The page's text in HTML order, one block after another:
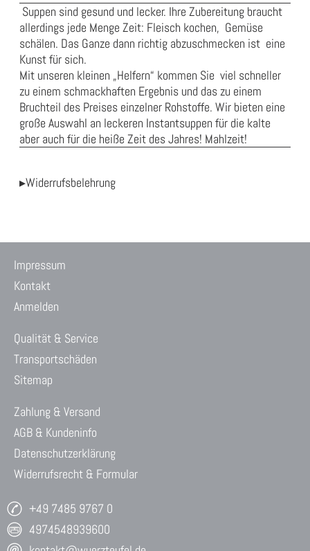
Suppen sind gesund und lecker. Ihre Zubereitung braucht
allerdings jede Menge Zeit: Fleisch kochen, Gemüse
schälen. Das Ganze dann richtig abzuschmecken ist eine
Kunst für sich.
Mit unseren kleinen „Helfern“ kommen Sie viel schneller
zu einem schmackhaften Ergebnis und das zu einem
Bruchteil des Preises einzelner Rohstoffe. Wir bieten eine
große Auswahl an leckeren Instantsuppen für die kalte
aber auch für die heiße Zeit des Jahres! Mahlzeit!
▸Widerrufsbelehrung
Impressum
Kontakt
Anmelden
Qualität & Service
Transportschäden
Sitemap
Zahlung & Versand
AGB & Kundeninfo
Datenschutzerklärung
Widerrufsrecht & Formular
+49 7485 9767 0
4974548939600